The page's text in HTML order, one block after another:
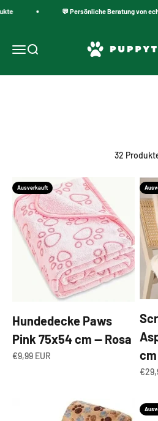
💬 Persönliche Beratung von
Navigationsmenü öffnen
Suche öffnen
PuppyToys.nl
32
Ausverkauft
Hundedecke Paws
Pink 75x54 cm — Rosa
Angebot
€9,99 EUR
cm